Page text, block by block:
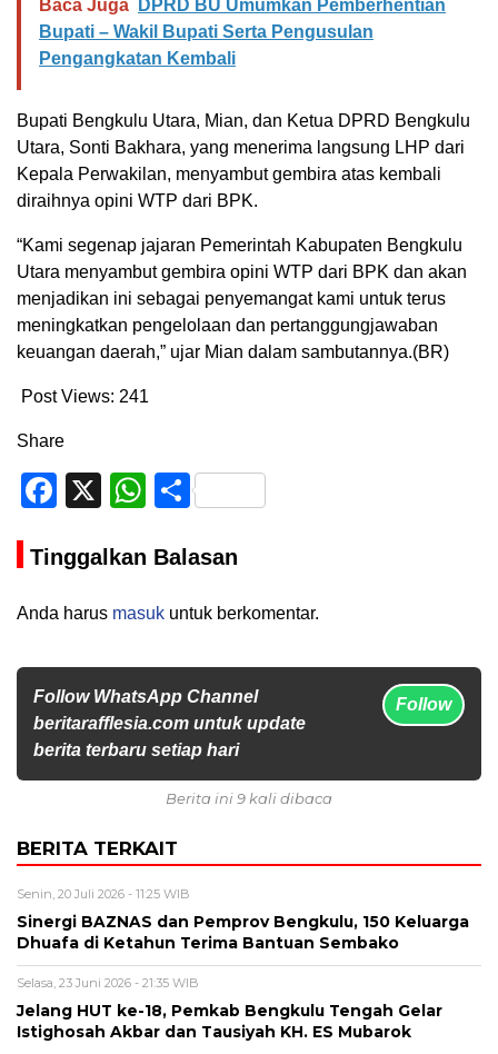
Baca Juga
DPRD BU Umumkan Pemberhentian
Bupati – Wakil Bupati Serta Pengusulan
Pengangkatan Kembali
Bupati Bengkulu Utara, Mian, dan Ketua DPRD Bengkulu
Utara, Sonti Bakhara, yang menerima langsung LHP dari
Kepala Perwakilan, menyambut gembira atas kembali
diraihnya opini WTP dari BPK.
“Kami segenap jajaran Pemerintah Kabupaten Bengkulu
Utara menyambut gembira opini WTP dari BPK dan akan
menjadikan ini sebagai penyemangat kami untuk terus
meningkatkan pengelolaan dan pertanggungjawaban
keuangan daerah,” ujar Mian dalam sambutannya.(BR)
Post Views: 241
Share
Facebook
X WhatsApp
Share
Tinggalkan Balasan
Anda harus masuk untuk berkomentar.
Follow WhatsApp Channel
beritarafflesia.com untuk update
berita terbaru setiap hari
Follow
Berita ini 9 kali dibaca
BERITA TERKAIT
Senin, 20 Juli 2026 - 11:25 WIB
Sinergi BAZNAS dan Pemprov Bengkulu, 150 Keluarga
Dhuafa di Ketahun Terima Bantuan Sembako
Selasa, 23 Juni 2026 - 21:35 WIB
Jelang HUT ke-18, Pemkab Bengkulu Tengah Gelar
Istighosah Akbar dan Tausiyah KH. ES Mubarok